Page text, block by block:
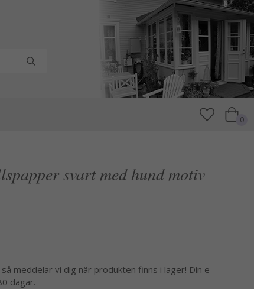
0
svart med hund motiv
meddelar vi dig när produkten finns i lager! Din e-
dagar.